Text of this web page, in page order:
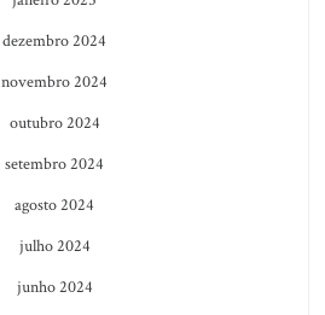
dezembro 2024
novembro 2024
outubro 2024
setembro 2024
agosto 2024
julho 2024
junho 2024